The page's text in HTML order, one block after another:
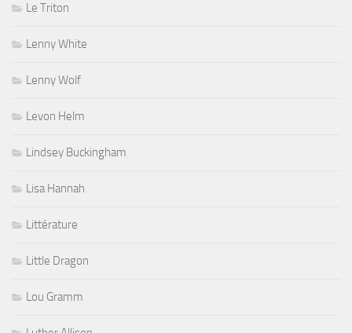
Le Triton
Lenny White
Lenny Wolf
Levon Helm
Lindsey Buckingham
Lisa Hannah
Littérature
Little Dragon
Lou Gramm